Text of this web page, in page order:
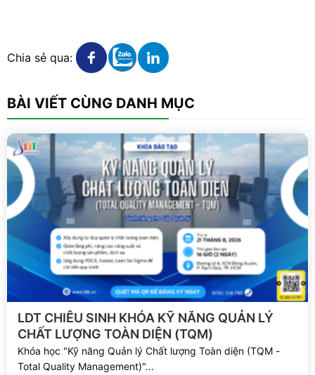
Chia sẻ qua: Xem chi tiết
Xem chi tiếtXem chi tiết
BÀI VIẾT CÙNG DANH MỤC
Xem chi tiết
LDT CHIÊU SINH KHÓA KỸ NĂNG QUẢN LÝ
CHẤT LƯỢNG TOÀN DIỆN (TQM)
Khóa học "Kỹ năng Quản lý Chất lượng Toàn diện (TQM -
Total Quality Management)"...